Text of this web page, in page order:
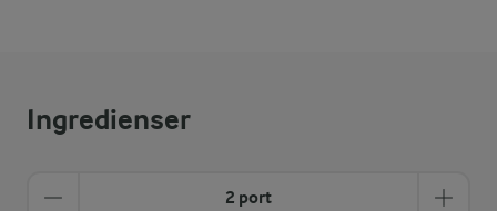
Ingredienser
2 port